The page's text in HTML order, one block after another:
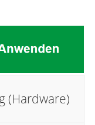
(Hardware)